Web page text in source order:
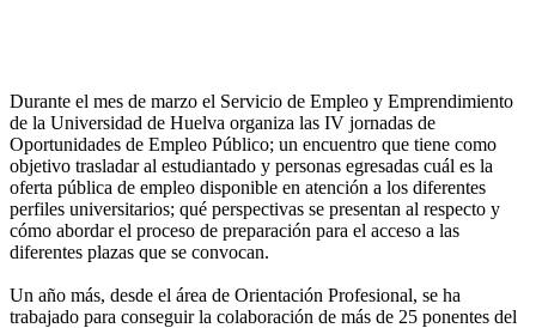
Durante el mes de marzo el Servicio de Empleo y Emprendimiento
de la Universidad de Huelva organiza las IV jornadas de
Oportunidades de Empleo Público; un encuentro que tiene como
objetivo trasladar al estudiantado y personas egresadas cuál es la
oferta pública de empleo disponible en atención a los diferentes
perfiles universitarios; qué perspectivas se presentan al respecto y
cómo abordar el proceso de preparación para el acceso a las
diferentes plazas que se convocan.
Un año más, desde el área de Orientación Profesional, se ha
trabajado para conseguir la colaboración de más de 25 ponentes del